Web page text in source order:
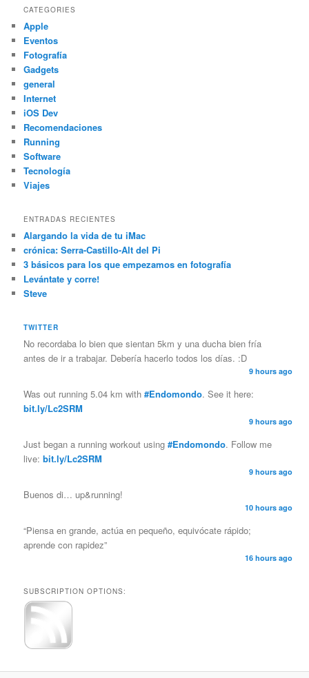
CATEGORIES
Apple
Eventos
Fotografía
Gadgets
general
Internet
iOS Dev
Recomendaciones
Running
Software
Tecnología
Viajes
ENTRADAS RECIENTES
Alargando la vida de tu iMac
crónica: Serra-Castillo-Alt del Pi
3 básicos para los que empezamos en fotografía
Levántate y corre!
Steve
TWITTER
No recordaba lo bien que sientan 5km y una ducha bien fría
antes de ir a trabajar. Debería hacerlo todos los días. :D
9 hours ago
Was out running 5.04 km with#Endomondo. See it here:
bit.ly/Lc2SRM
9 hours ago
Just began a running workout using#Endomondo. Follow me
live:bit.ly/Lc2SRM
9 hours ago
Buenos di… up&running!
10 hours ago
“Piensa en grande, actúa en pequeño, equivócate rápido;
aprende con rapidez”
16 hours ago
SUBSCRIPTION OPTIONS: